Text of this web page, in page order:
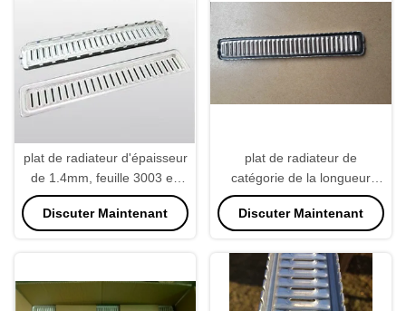
plat de radiateur d'épaisseur
de 1.4mm, feuille 3003 en
aluminium pour Cummins
Caterpillar
Discuter Maintenant
plat de radiateur de
catégorie de la longueur
3003 de 50-70mm, plat de
débouché de radiateur
Discuter Maintenant